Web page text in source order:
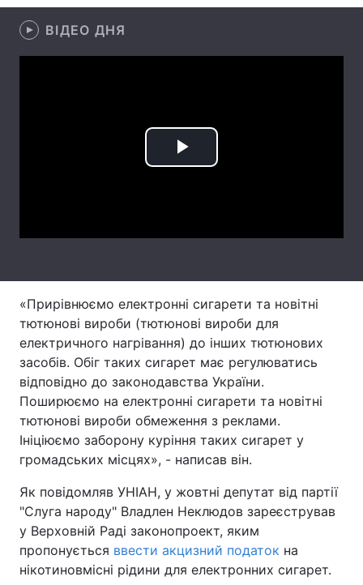
Здоров'я
Цікавинки Погода
Контакти
Послуги
Тема оформлення
ВІДЕО ДНЯ
Play
«Прирівнюємо електронні сигарети та новітні
тютюнові вироби (тютюнові вироби для
електричного нагрівання) до інших тютюнових
засобів. Обіг таких сигарет має регулюватись
відповідно до законодавства України.
Поширюємо на електронні сигарети та новітні
тютюнові вироби обмеження з реклами.
Ініціюємо заборону куріння таких сигарет у
громадських місцях», - написав він.
Як повідомляв УНІАН, у жовтні депутат від партії
"Слуга народу" Владлен Неклюдов зареєстрував
у Верховній Раді законопроект, яким
пропонується ввести акцизний податок на
нікотиновмісні рідини для електронних сигарет.